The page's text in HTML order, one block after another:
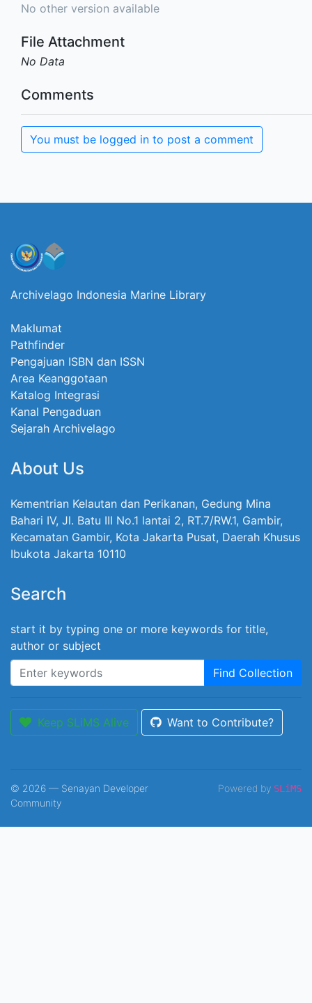
No other version available
File Attachment
No Data
Comments
You must be logged in to post a comment
Archivelago Indonesia Marine Library
Maklumat
Pathfinder
Pengajuan ISBN dan ISSN
Area Keanggotaan
Katalog Integrasi
Kanal Pengaduan
Sejarah Archivelago
About Us
Kementrian Kelautan dan Perikanan, Gedung Mina
Bahari IV, Jl. Batu III No.1 lantai 2, RT.7/RW.1, Gambir,
Kecamatan Gambir, Kota Jakarta Pusat, Daerah Khusus
Ibukota Jakarta 10110
Search
start it by typing one or more keywords for title,
author or subject
Find Collection
Keep SLiMS Alive Want to Contribute?
© 2026 — Senayan Developer
Community
Powered by SLiMS